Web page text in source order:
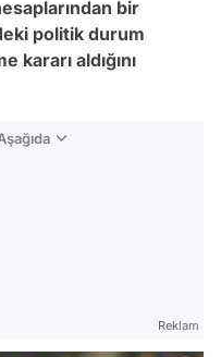
bir
politik durum
kararı aldığını
Reklam